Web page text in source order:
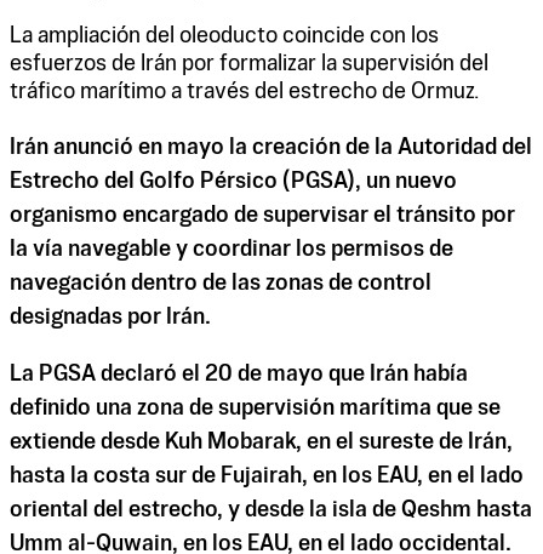
La ampliación del oleoducto coincide con los
esfuerzos de Irán por formalizar la supervisión del
tráfico marítimo a través del estrecho de Ormuz.
Irán anunció en mayo la creación de la Autoridad del
Estrecho del Golfo Pérsico (PGSA), un nuevo
organismo encargado de supervisar el tránsito por
la vía navegable y coordinar los permisos de
navegación dentro de las zonas de control
designadas por Irán.
La PGSA declaró el 20 de mayo que Irán había
definido una zona de supervisión marítima que se
extiende desde Kuh Mobarak, en el sureste de Irán,
hasta la costa sur de Fujairah, en los EAU, en el lado
oriental del estrecho, y desde la isla de Qeshm hasta
Umm al-Quwain, en los EAU, en el lado occidental.